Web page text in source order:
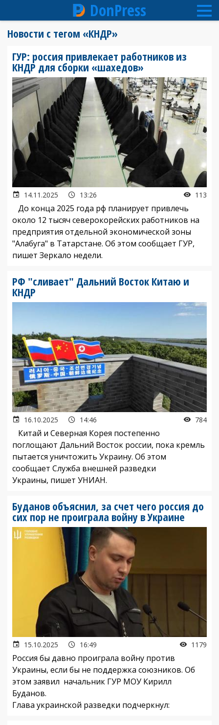
содержанию
DonPress
Новости с тегом «КНДР»
ГУР: россия привлекает работников из
КНДР для сборки «шахедов»
14.11.2025 13:26 113
До конца 2025 года рф планирует привлечь
около 12 тысяч северокорейских работников на
предприятия отдельной экономической зоны
"Алабуга" в Татарстане. Об этом сообщает ГУР,
пишет Зеркало недели.
РФ "сливает" Дальний Восток Китаю и
КНДР
16.10.2025 14:46 784
Китай и Северная Корея постепенно
поглощают Дальний Восток россии, пока кремль
пытается уничтожить Украину. Об этом
сообщает Служба внешней разведки
Украины, пишет УНИАН.
Буданов объяснил, за счет чего россия до
сих пор не проиграла войну в Украине
15.10.2025 16:49 1179
Россия бы давно проиграла войну против
Украины, если бы не поддержка союзников. Об
этом заявил начальник ГУР МОУ Кирилл
Буданов.
Глава украинской разведки подчеркнул: